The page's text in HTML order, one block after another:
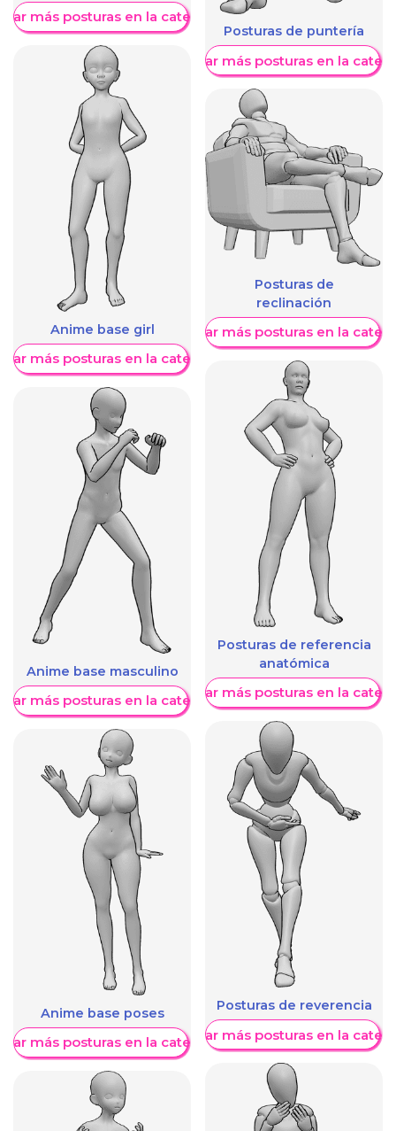
más posturas en la categoría
Anime base girl
más posturas en la categoría
Anime base masculino
más posturas en la categoría
Anime base poses
más posturas en la categoría
Posturas de puntería
Mostrar más posturas en la
Posturas de
reclinación
Mostrar más posturas en la
Posturas de referencia
anatómica
Mostrar más posturas en la
Posturas de reverencia
Mostrar más posturas en la